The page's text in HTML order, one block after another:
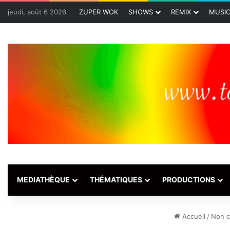
jeudi, août 6 2026 ZUPER WOK SHOWS REMIX MUSIC
MEDIATHÈQUE THÉMATIQUES PRODUCTIONS
Accueil / Non